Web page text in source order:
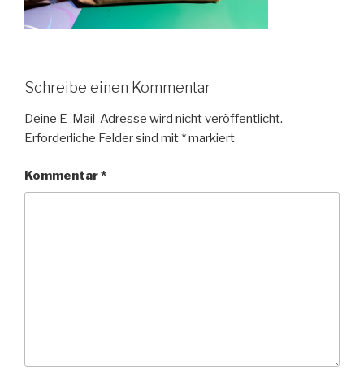
Schreibe einen Kommentar
Deine E-Mail-Adresse wird nicht veröffentlicht.
Erforderliche Felder sind mit *markiert
Kommentar*